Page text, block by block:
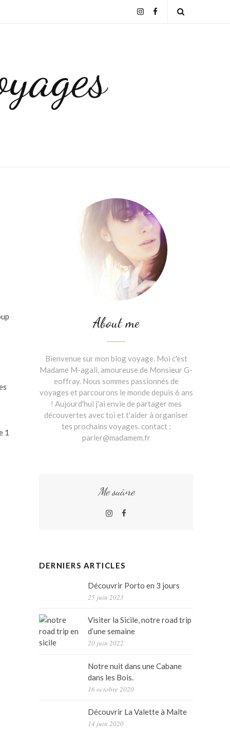
Instagram
Facebook
1
About me
Bienvenue sur mon blog voyage. Moi c'est
Madame M-agali, amoureuse de Monsieur G-
eoffray. Nous sommes passionnés de
voyages et parcourons le monde depuis 6 ans
! Aujourd'hui j'ai envie de partager mes
découvertes avec toi et t'aider à organiser
tes prochains voyages. contact :
parler@madamem.fr
Me suivre
Instagram
DERNIERS ARTICLES
Découvrir Porto en 3 jours
25 juin 2023
Visiter la Sicile, notre road trip
d’une semaine
20 juin 2022
Notre nuit dans une Cabane
dans les Bois.
16 octobre 2020
Découvrir La Valette à Malte
14 juin 2020